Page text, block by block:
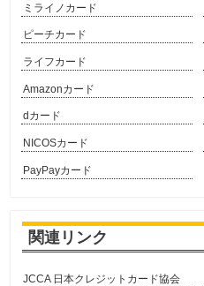
ミライノカード
ピーチカード
ライフカード
Amazonカード
dカード
NICOSカード
PayPayカード
関連リンク
JCCA 日本クレジットカード協会